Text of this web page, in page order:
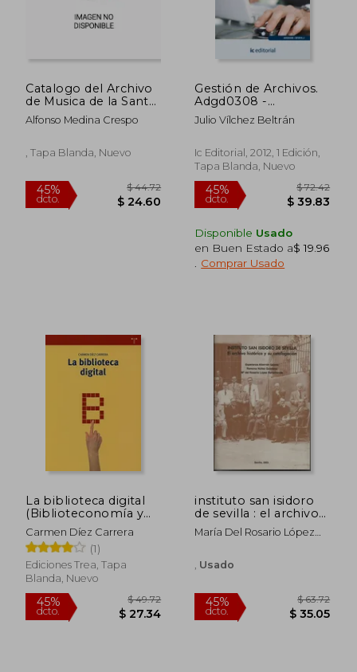
Catalogo del Archivo
de Musica de la Santa
Iglesia Catedral de
Jaen. 1ª Edicion
Alfonso Medina Crespo
, Tapa Blanda, Nuevo
45%
dcto. $ 24.60
Gestión de Archivos.
Adgd0308 -
Actividades de
Gestión
Julio Vílchez Beltrán
Ic Editorial, 2012, 1 Edición,
Tapa Blanda, Nuevo
45%
dcto.
Disponible Usado
en Buen Estado a$ 19.96
Comprar Usado
La biblioteca digital
(Biblioteconomía y
Administración
Cultural)
Carmen Díez Carrera
(1)
Ediciones Trea, Tapa
Blanda, Nuevo
instituto san isidoro
de sevilla : el archivo
histórico y su
catalogación
María Del Rosario López
Usado